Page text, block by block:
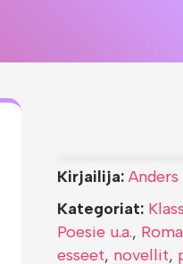
Kirjailija:
Kategoriat:
Poesie u.a.,
esseet, novellit,